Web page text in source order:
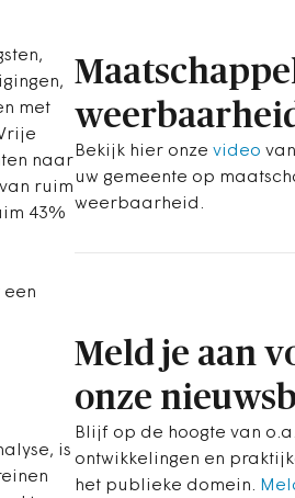
met
naar
ruim
43%
is
Bekijk hier onze video
uw gemeente op
weerbaarheid.
Meld je aan
onze
Blijf op de hoogte van
ontwikkelingen en
het publieke domein.